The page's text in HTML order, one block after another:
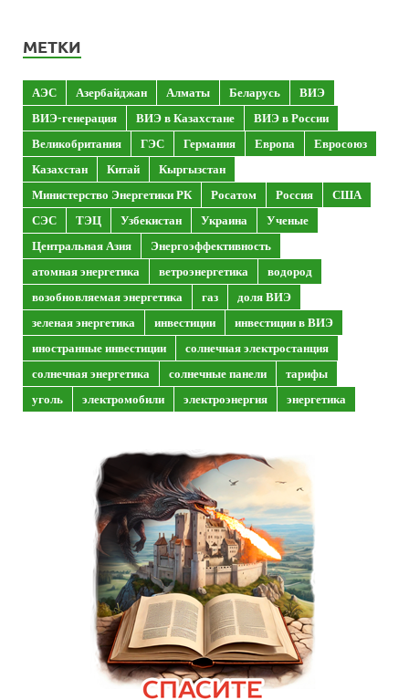
МЕТКИ
АЭС Азербайджан Алматы Беларусь
ВИЭ
ВИЭ-генерация
ВИЭ в Казахстане
ВИЭ в России
Великобритания
ГЭС Германия Европа
Евросоюз
Казахстан
Китай
Кыргызстан
Министерство Энергетики РК
Росатом Россия
США
СЭС
ТЭЦ Узбекистан Украина
Ученые
Центральная Азия
Энергоэффективность
атомная энергетика
ветроэнергетика
водород
возобновляемая энергетика
газ
доля ВИЭ
зеленая энергетика
инвестиции
инвестиции в ВИЭ
иностранные инвестиции
солнечная электростанция
солнечная энергетика
солнечные панели
тарифы
уголь
электромобили электроэнергия энергетика